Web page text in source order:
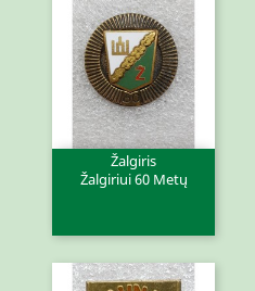
Žalgiris
Žalgiriui 60 Metų